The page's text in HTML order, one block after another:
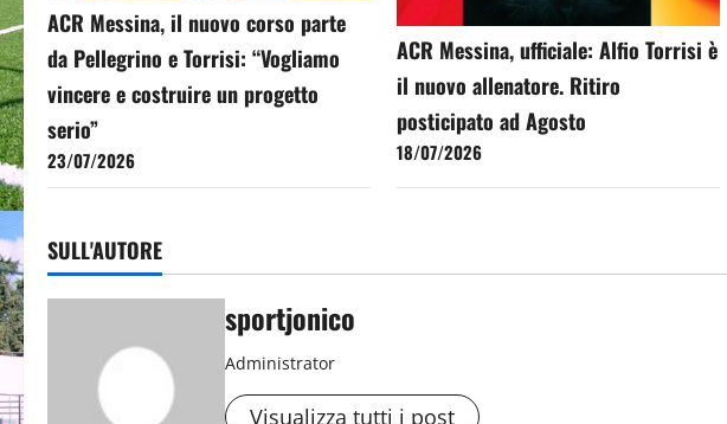
ACR Messina, il nuovo corso parte
da Pellegrino e Torrisi: “Vogliamo
vincere e costruire un progetto
serio”
23/07/2026
ACR Messina, ufficiale: Alfio Torrisi è
il nuovo allenatore. Ritiro
posticipato ad Agosto
18/07/2026
SULL'AUTORE
sportjonico
Administrator
Visualizza tutti i post